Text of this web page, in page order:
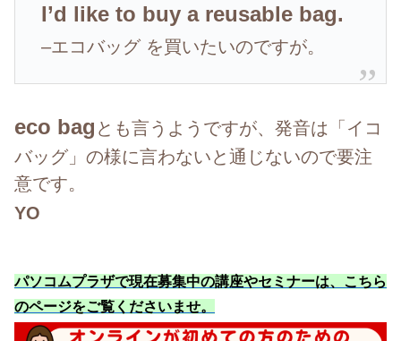
I’d like to buy a reusable bag.
–エコバッグ を買いたいのですが。
eco bag とも言うようですが、発音は「イコ
バッグ」の様に言わないと通じないので要注
意です。
YO
パソコムプラザで現在募集中の講座やセミナーは、こちら
のページをご覧くださいませ。